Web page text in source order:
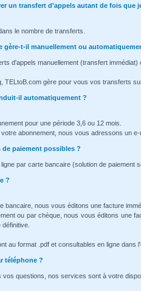
un transfert d'appels autant de fois que
le nombre de transferts.
gère-t-il manuellement ou
d'appels manuellement (transfert immédiat)
TELtoB.com gère pour vous vos transferts
il automatiquement ?
pour une période 3,6 ou 12 mois.
abonnement, nous vous adressons un
paiement possibles ?
par carte bancaire (solution de paiement
?
bancaire, nous vous éditons une facture
ou par chèque, nous vous éditons une
au format .pdf et consultables en ligne dans
téléphone ?
vos questions, nos services sont à votre